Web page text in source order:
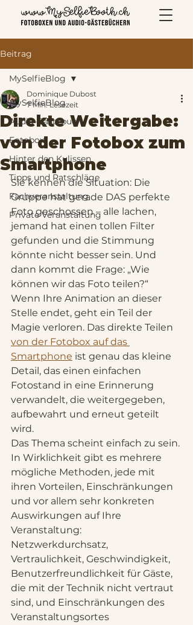
Beitrag
MySelfieBlog
Audio-Gästebuch
Fotobox
Hinter den Kulissen
Tipps und Ratschläge
Fachveranstaltung
Private Veranstaltung
MySelfieBlog
Direkte Weitergabe:
von der Fotobox zum
Smartphone
Dominique Dubost
7 Min. Lesezeit
Sie kennen die Situation: Die
Gruppe hat gerade DAS perfekte
Foto geschossen – alle lachen,
jemand hat einen tollen Filter
gefunden und die Stimmung
könnte nicht besser sein. Und
dann kommt die Frage: „Wie
können wir das Foto teilen?“
Wenn Ihre Animation an dieser
Stelle endet, geht ein Teil der
Magie verloren. Das direkte Teilen
von der Fotobox auf das
Smartphone ist genau das kleine
Detail, das einen einfachen
Fotostand in eine Erinnerung
verwandelt, die weitergegeben,
aufbewahrt und erneut geteilt
wird.
Das Thema scheint einfach zu sein.
In Wirklichkeit gibt es mehrere
mögliche Methoden, jede mit
ihren Vorteilen, Einschränkungen
und vor allem sehr konkreten
Auswirkungen auf Ihre
Veranstaltung:
Netzwerkdurchsatz,
Vertraulichkeit, Geschwindigkeit,
Benutzerfreundlichkeit für Gäste,
die mit der Technik nicht vertraut
sind, und Einschränkungen des
Veranstaltungsortes